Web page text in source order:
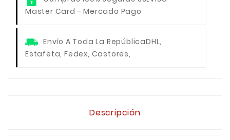
Master Card - Mercado Pago
Envío A Toda La RepúblicaDHL,
Estafeta, Fedex, Castores,
Descripción